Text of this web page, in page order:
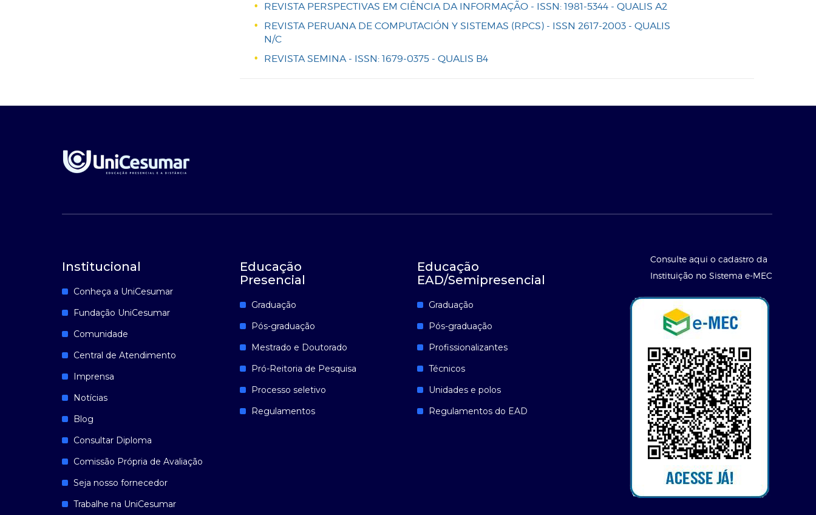
REVISTA PERSPECTIVAS EM CIÊNCIA DA INFORMAÇÃO - ISSN: 1981-5344 - QUALIS A2
REVISTA PERUANA DE COMPUTACIÓN Y SISTEMAS (RPCS) - ISSN 2617-2003 - QUALIS
N/C
REVISTA SEMINA - ISSN: 1679-0375 - QUALIS B4
Institucional
Conheça a UniCesumar
Fundação UniCesumar
Comunidade
Central de Atendimento
Imprensa
Notícias
Blog
Consultar Diploma
Comissão Própria de Avaliação
Seja nosso fornecedor
Trabalhe na UniCesumar
Educação
Presencial
Graduação
Pós-graduação
Mestrado e Doutorado
Pró-Reitoria de Pesquisa
Processo seletivo
Regulamentos
Educação
EAD/Semipresencial
Graduação
Pós-graduação
Profissionalizantes
Técnicos
Unidades e polos
Regulamentos do EAD
Consulte aqui o cadastro da
Instituição no Sistema e-MEC